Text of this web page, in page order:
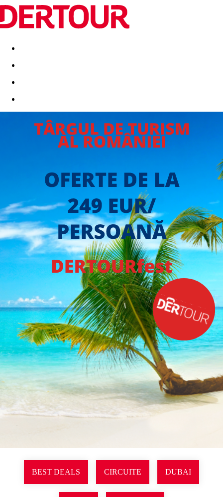
Destinatii Vacanta perfecta OFERTE DE NERATAT
BEST DEALS CIRCUITE DUBAI